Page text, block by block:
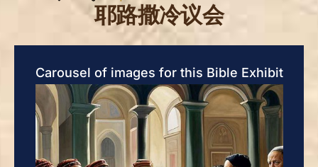
耶路撒冷议会
Carousel of images for this Bible Exhibit